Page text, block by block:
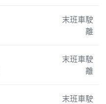
末班車駛
離
末班車駛
離
末班車駛